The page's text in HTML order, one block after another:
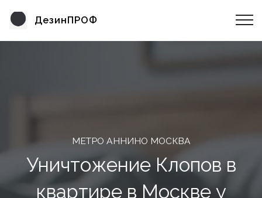
ДезинПРОФ
МЕТРО АННИНО МОСКВА
Уничтожение Клопов в
квартире в Москве у